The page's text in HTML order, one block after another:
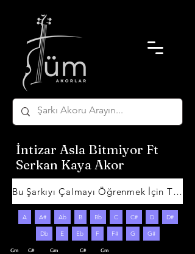
İntizar Asla Bitmiyor Ft
Serkan Kaya Akor
Bu Şarkıyı Çalmayı Öğrenmek İçin Tıklayın
A A# Ab B Bb C C# D D#
Db E Eb F F# G G#
Gm        G#             Gm                  G#            Gm